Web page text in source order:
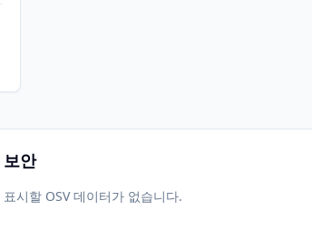
보안
표시할 OSV 데이터가 없습니다.